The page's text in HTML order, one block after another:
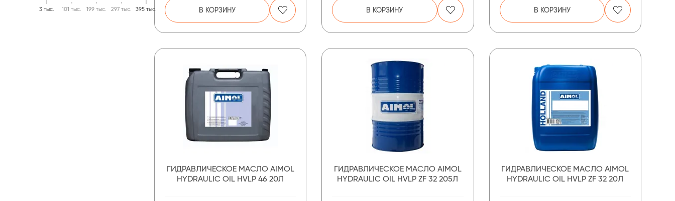
3 тыс. 101 тыс. 199 тыс. 297 тыс. 395 тыс. В КОРЗИНУ В КОРЗИНУ В КОРЗИНУ
ГИДРАВЛИЧЕСКОЕ МАСЛО AIMOL
HYDRAULIC OIL HVLP 46 20Л
ГИДРАВЛИЧЕСКОЕ МАСЛО AIMOL
HYDRAULIC OIL HVLP ZF 32 205Л
ГИДРАВЛИЧЕСКОЕ МАСЛО AIMOL
HYDRAULIC OIL HVLP ZF 32 20Л